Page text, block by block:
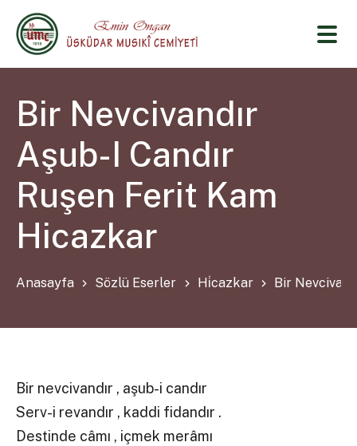
Bir Nevcivandır
Aşub-I Candır
Ruşen Ferit Kam
Hicazkar
Anasayfa Sözlü Eserler Hi̇cazkar Bir
Bir nevcivandır , aşub-i candır
Serv-i revandır , kaddi fidandır .
Destinde câmı , içmek merâmı